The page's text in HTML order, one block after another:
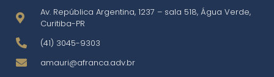
Av. República Argentina, 1237 – sala 518, Água Verde,
Curitiba-PR
(41) 3045-9303
amauri@afranca.adv.br